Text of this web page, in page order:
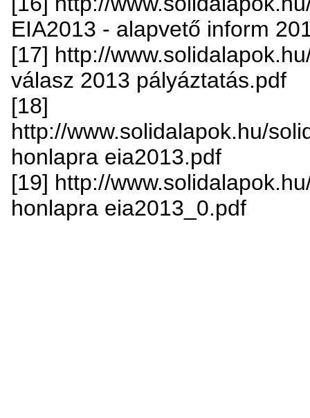
EIA2013 - alapvető inform
[17] http://
válasz 2013 pályáztatás.pdf
[18]
http://www.solidalapok.hu/
honlapra eia2013.pdf
[19] http://
honlapra eia2013_0.pdf